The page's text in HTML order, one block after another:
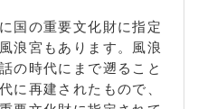
国の重要文化財に指定
浪宮もあります。風浪
の時代にまで遡ること
に再建されたもので、